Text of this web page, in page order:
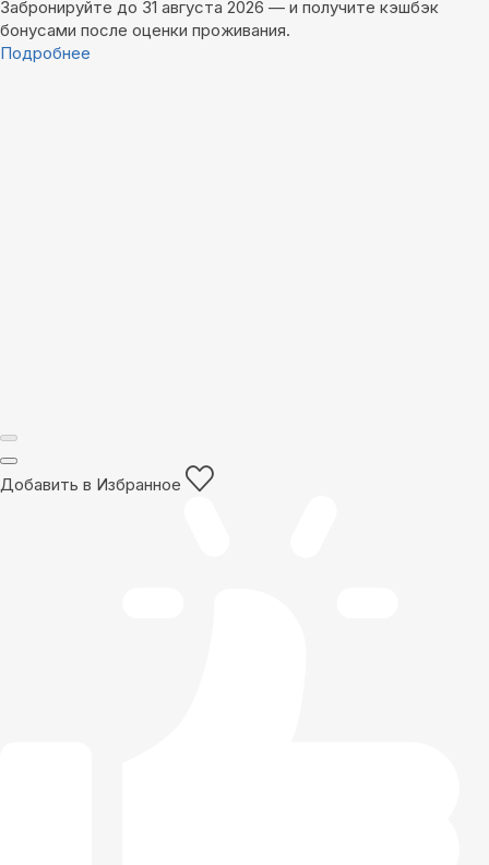
Забронируйте до 31 августа 2026 — и получите кэшбэк
бонусами после оценки проживания.
Подробнее
Добавить в Избранное